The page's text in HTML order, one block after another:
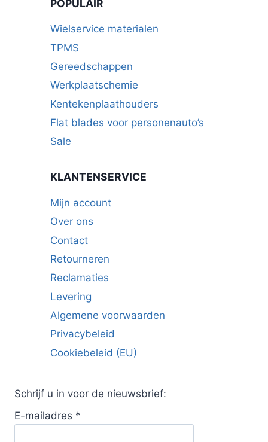
POPULAIR
Wielservice materialen
TPMS
Gereedschappen
Werkplaatschemie
Kentekenplaathouders
Flat blades voor personenauto’s
Sale
KLANTENSERVICE
Mijn account
Over ons
Contact
Retourneren
Reclamaties
Levering
Algemene voorwaarden
Privacybeleid
Cookiebeleid (EU)
Schrijf u in voor de nieuwsbrief:
E-mailadres *